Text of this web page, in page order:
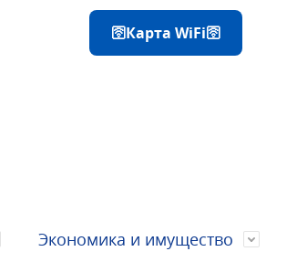
🛜Карта WiFi🛜
Экономика и имущество